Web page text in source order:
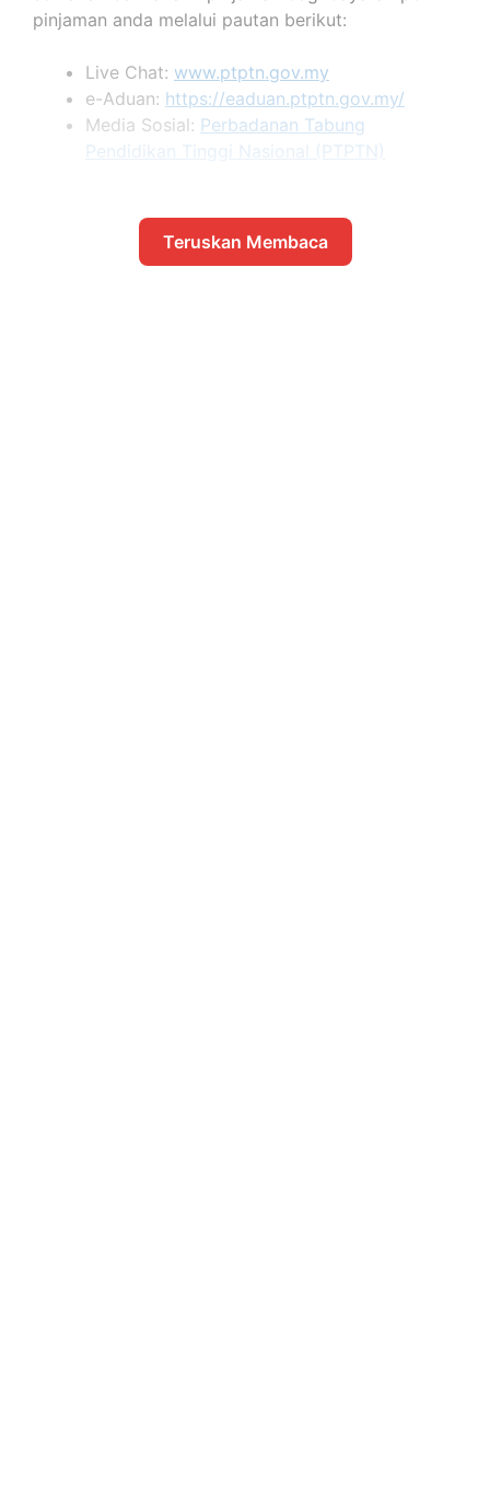
pinjaman anda melalui pautan berikut:
Live Chat: www.ptptn.gov.my
e-Aduan: https://eaduan.ptptn.gov.my/
Media Sosial: Perbadanan Tabung
Pendidikan Tinggi Nasional (PTPTN)
Teruskan Membaca